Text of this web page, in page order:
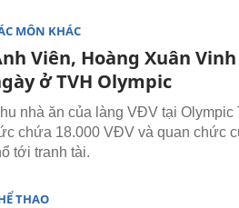
MÔN KHÁC
Viên, Hoàng Xuân
ở TVH Olympic
nhà ăn của làng VĐV tại Olympic
chứa 18.000 VĐV và quan chức
tới tranh tài.
THAO